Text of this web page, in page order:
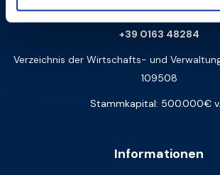
Informationen
barberi@barberi.it
+39 0163 48284
Verzeichnis der Wirtschafts- und
109508
Stammkapital: 500.000€